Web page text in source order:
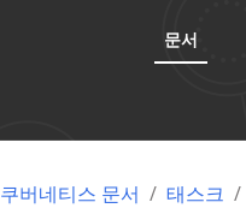
문서
쿠버네티스 문서 태스크